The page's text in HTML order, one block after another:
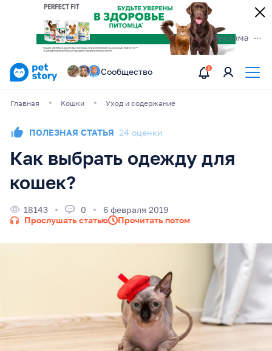
Сообщество
Главная Кошки Уход и содержание
ПОЛЕЗНАЯ СТАТЬЯ 24 оценки
Как выбрать одежду для
кошек?
18143 0
6 февраля 2019
Прослушать статью
Прочитать потом